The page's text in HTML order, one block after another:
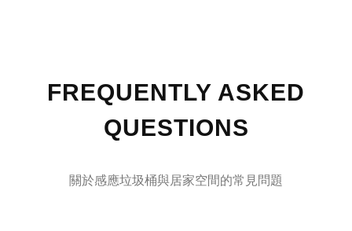
動線流暢垃圾桶也逐漸不再只是功能性用品， 而是空間設計的一部
空間， 降低生活中的視覺雜訊。感應式設計正在改變生活體驗 除了
蓋的次數， 尤其在料理、丟廚餘或雙手忙碌時， 能讓動線更加自
FREQUENTLY ASKED
QUESTIONS
關於感應垃圾桶與居家空間的常見問題